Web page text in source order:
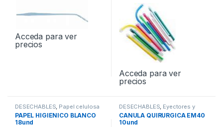
Acceda para ver
precios
Acceda para ver
precios
DESECHABLES Papel celulosa
PAPEL HIGIENICO BLANCO
18und
DESECHABLES Eyectores y
Cánulas
CANULA QUIRURGICA EM40
10und